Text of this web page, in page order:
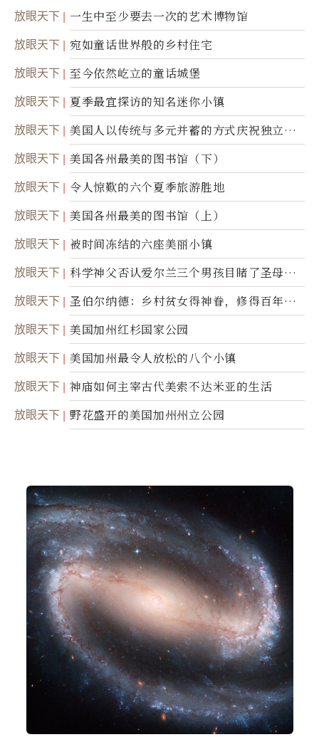
放眼天下 一生中至少要去一次的艺术博物馆
放眼天下 宛如童话世界般的乡村住宅
放眼天下 至今依然屹立的童话城堡
放眼天下 夏季最宜探访的知名迷你小镇
放眼天下
美国人以传统与多元并蓄的方式庆祝独立日2
50周年
放眼天下 美国各州最美的图书馆（下）
放眼天下 令人惊歎的六个夏季旅游胜地
放眼天下 美国各州最美的图书馆（上）
放眼天下 被时间冻结的六座美丽小镇
放眼天下
科学神父否认爱尔兰三个男孩目睹了圣母显
灵
放眼天下
圣伯尔纳德：乡村贫女得神眷，修得百年不
腐身
放眼天下 美国加州红杉国家公园
放眼天下 美国加州最令人放松的八个小镇
放眼天下 神庙如何主宰古代美索不达米亚的生活
放眼天下 野花盛开的美国加州州立公园